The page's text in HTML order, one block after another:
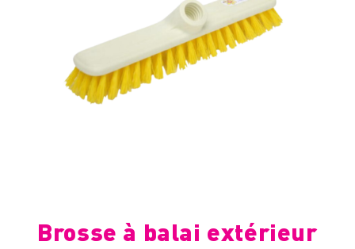
Brosse à balai extérieur